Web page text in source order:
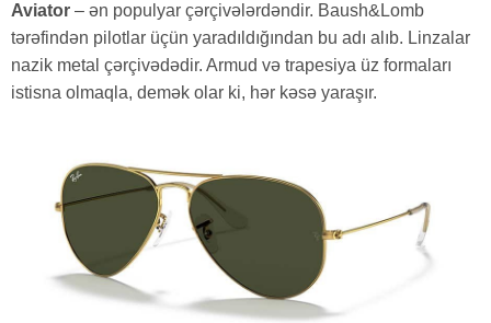
Aviator – ən populyar çərçivələrdəndir. Baush&Lomb
tərəfindən pilotlar üçün yaradıldığından bu adı alıb. Linzalar
nazik metal çərçivədədir. Armud və trapesiya üz formaları
istisna olmaqla, demək olar ki, hər kəsə yaraşır.